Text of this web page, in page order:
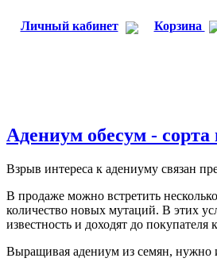
Личный кабинет Корзина
Адениум обесум -
Взрыв интереса к адениуму связан
В продаже можно встретить
количество новых мутаций. В этих
известность и доходят до покупателя
Выращивая адениум из семян, нужно